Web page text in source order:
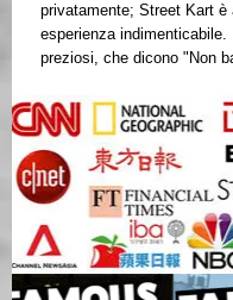
privatamente; Street Kart
esperienza
preziosi, che dicono "Non